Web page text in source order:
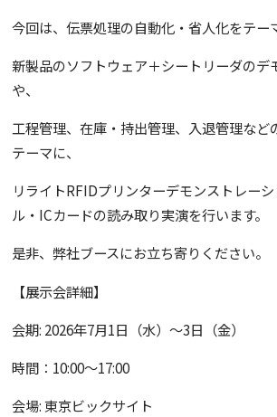
今回は、伝票処理の自動化・省人化をテー
新製品のソフトウェア＋シートリーダのデ
や、
工程管理、在庫・持出管理、入退管理など
テーマに、
リライトRFIDプリンターデモンストレー
ル・ICカードの読み取り実演を行います。
是非、弊社ブースにお立ち寄りください。
【展示会詳細】
会期: 2026年7月1日（水）～3日（金）
時間：10:00～17:00
会場: 東京ビックサイト